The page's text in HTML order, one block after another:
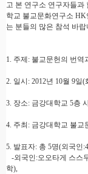
고 본 연구소 연구자들과
학교 불교문화연구소
는 분들의 많은 참석 바랍
1. 주제: 불교문헌의 번역
2. 일시: 2012년 10월 9일(
3. 장소: 금강대학교 5층
4. 주최: 금강대학교 불교
5. 발표자: 총 5명(외국인
-외국인:오오타게 스스
학),